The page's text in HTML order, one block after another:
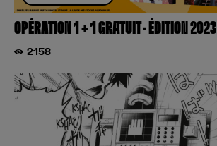
OPÉRATION 1 + 1 GRATUIT – ÉDITION 2023
2158